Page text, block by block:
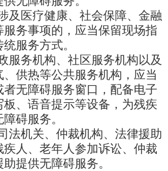
及医疗健康、社会保障、金融
务事项的，应当保留现场指
服务方式。
务机构、社区服务机构以及
供热等公共服务机构，应当
无障碍服务窗口，配备电子
、语音提示等设备，为残疾
碍服务。
机关、仲裁机构、法律援助
人、老年人参加诉讼、仲裁
提供无障碍服务。